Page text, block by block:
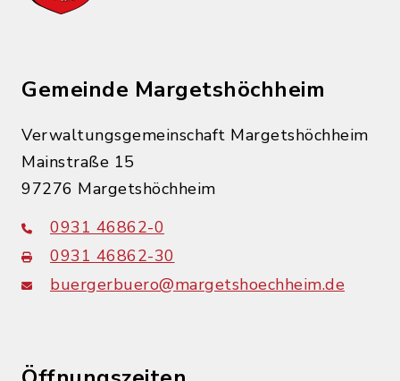
Gemeinde Margetshöchheim
Verwaltungsgemeinschaft Margetshöchheim
Mainstraße 15
97276 Margetshöchheim
0931 46862-0
0931 46862-30
buergerbuero@margetshoechheim.de